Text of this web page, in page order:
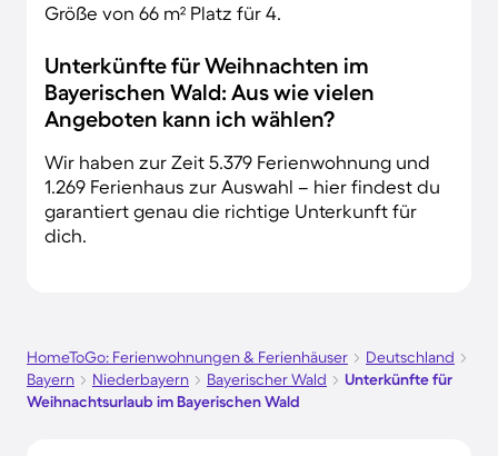
Größe von 66 m² Platz für 4.
Unterkünfte für Weihnachten im
Bayerischen Wald: Aus wie vielen
Angeboten kann ich wählen?
Wir haben zur Zeit 5.379 Ferienwohnung und
1.269 Ferienhaus zur Auswahl – hier findest du
garantiert genau die richtige Unterkunft für
dich.
HomeToGo: Ferienwohnungen & Ferienhäuser
Deutschland
Bayern
Niederbayern Bayerischer Wald
Unterkünfte für
Weihnachtsurlaub im Bayerischen Wald